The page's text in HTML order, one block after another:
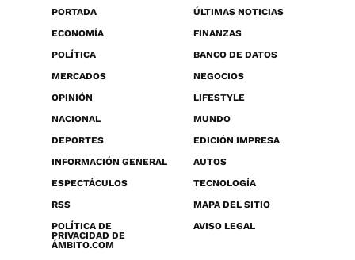
PORTADA
ÚLTIMAS NOTICIAS
ECONOMÍA
FINANZAS
POLÍTICA
BANCO DE DATOS
MERCADOS
NEGOCIOS
OPINIÓN
LIFESTYLE
NACIONAL
MUNDO
DEPORTES
EDICIÓN IMPRESA
INFORMACIÓN GENERAL
AUTOS
ESPECTÁCULOS
TECNOLOGÍA
RSS
MAPA DEL SITIO
POLÍTICA DE
PRIVACIDAD DE
ÁMBITO.COM
AVISO LEGAL